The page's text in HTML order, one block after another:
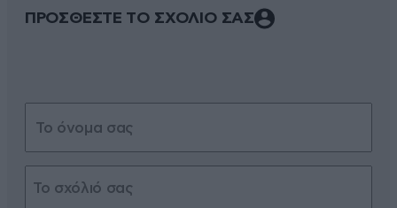
ΠΡΟΣΘΕΣΤΕ ΤΟ ΣΧΟΛΙΟ ΣΑΣ